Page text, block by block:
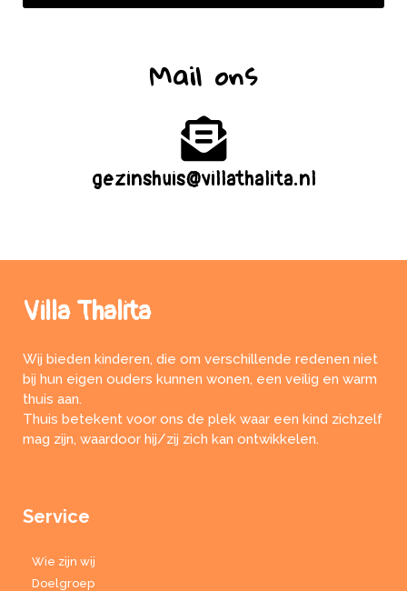
Mail ons
gezinshuis@villathalita.nl
Villa Thalita
Wij bieden kinderen, die om verschillende redenen niet
bij hun eigen ouders kunnen wonen, een veilig en warm
thuis aan.
Thuis betekent voor ons de plek waar een kind zichzelf
mag zijn, waardoor hij/zij zich kan ontwikkelen.
Service
Wie zijn wij
Doelgroep